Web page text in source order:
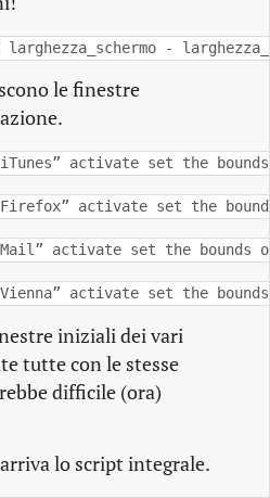
-
le finestre
activate set the
activate set the
activate set the bounds
activate set the
iniziali dei vari
tutte con le stesse
difficile (ora)
lo script integrale.